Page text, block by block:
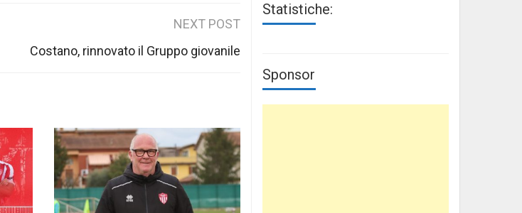
NEXT POST
Costano, rinnovato il Gruppo giovanile
Statistiche:
Sponsor